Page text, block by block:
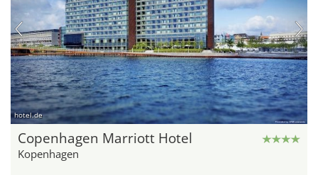
hotel.de
Copenhagen Marriott Hotel
Kopenhagen